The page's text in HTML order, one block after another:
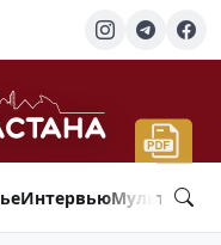
Интервью